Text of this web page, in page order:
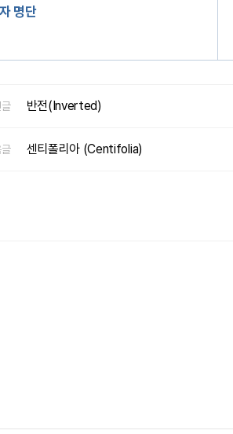
명단
반전(Inverted)
센티폴리아 (Centifolia)